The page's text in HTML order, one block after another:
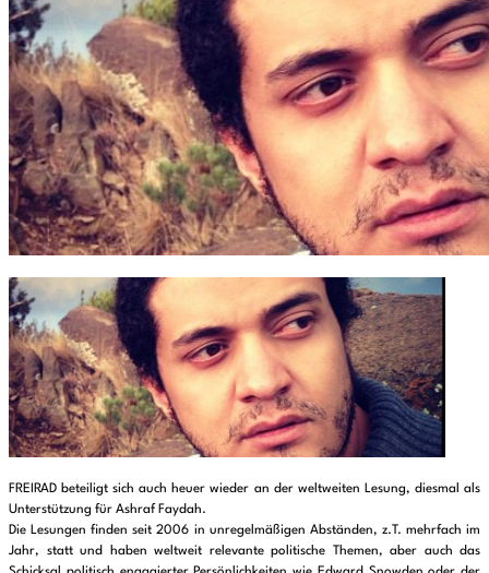
FREIRAD beteiligt sich auch heuer wieder an der weltweiten Lesung, diesmal als
Unterstützung für Ashraf Faydah.
Die Lesungen finden seit 2006 in unregelmäßigen Abständen, z.T. mehrfach im
Jahr, statt und haben weltweit relevante politische Themen, aber auch das